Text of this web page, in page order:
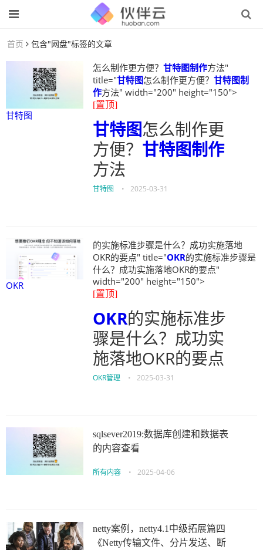
首页 包含"网盘"标签的文章
甘特图
怎么制作更方便？ 甘特图制作方法"
title="甘特图怎么制作更方便？ 甘特图制
作方法" width="200" height="150">
[置顶]
甘特图怎么制作更
方便？ 甘特图制作
方法
甘特图 • 2025-03-31
OKR
的实施标准步骤是什么？成功实施落地
OKR的要点" title="OKR的实施标准步骤是
什么？成功实施落地OKR的要点"
width="200" height="150">
[置顶]
OKR的实施标准步
骤是什么？成功实
施落地OKR的要点
OKR管理 • 2025-03-31
sqlsever2019:数据库创建和数据表
的内容查看
所有内容 • 2025-04-06
netty案例，netty4.1中级拓展篇四
《Netty传输文件、分片发送、断